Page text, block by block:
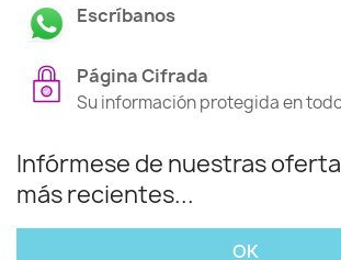
Escríbanos
Página Cifrada
Su información protegida en
Infórmese de nuestras
más recientes...